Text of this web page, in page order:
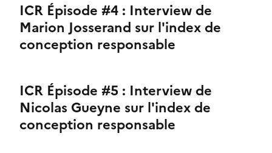
ICR Épisode #4 : Interview de
Marion Josserand sur l'index de
conception responsable
ICR Épisode #5 : Interview de
Nicolas Gueyne sur l'index de
conception responsable